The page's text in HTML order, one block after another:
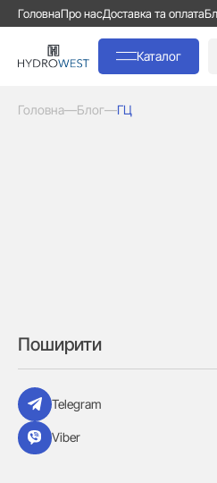
ГоловнаПро насДоставка та оплата
Каталог
Головна—Блог—ГЦ
Поширити
Telegram
Viber